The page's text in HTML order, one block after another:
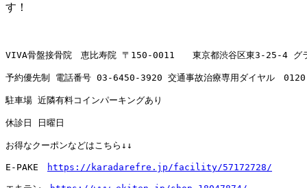
す！
VIVA骨盤接骨院　恵比寿院 〒150-0011　　東京都渋谷区東3-25-4 グ
予約優先制 電話番号 03-6450-3920 交通事故治療専用ダイヤル
駐車場 近隣有料コインパーキングあり
休診日 日曜日
お得なクーポンなどはこちら↓↓
E-PAKE https://karadarefre.jp/facility/57172728/